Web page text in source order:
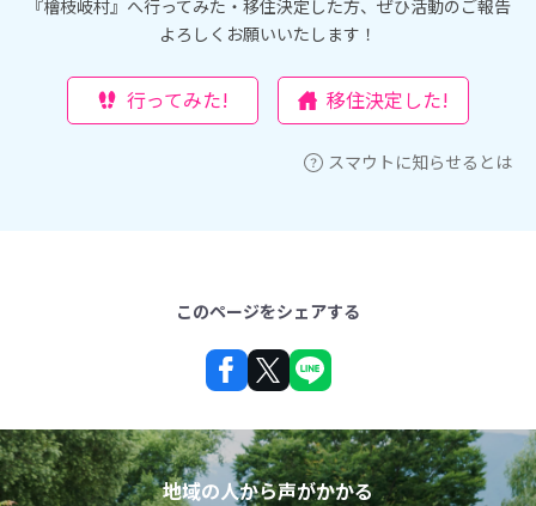
『檜枝岐村』へ行ってみた・移住決定した方、ぜひ活動のご報告
よろしくお願いいたします！
行ってみた! 移住決定した!
スマウトに知らせるとは
このページをシェアする
地域の人から声がかかる